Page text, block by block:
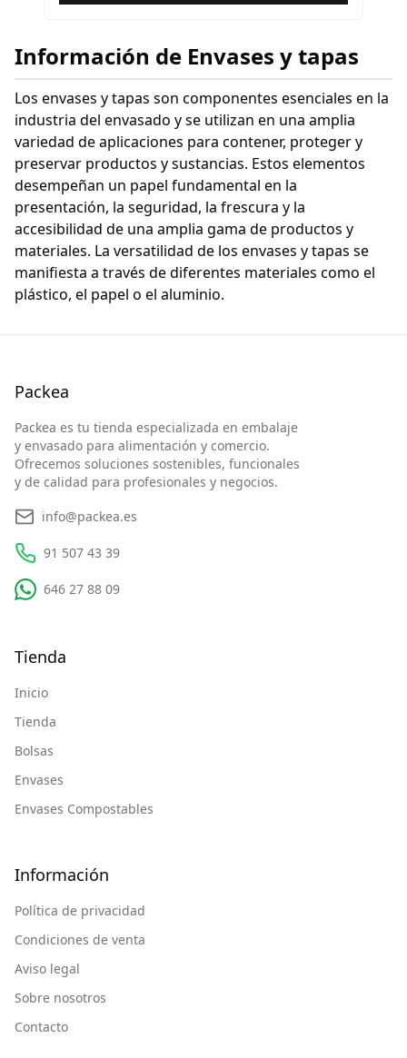
Información de Envases y tapas
Los envases y tapas son componentes esenciales en la
industria del envasado y se utilizan en una amplia
variedad de aplicaciones para contener, proteger y
preservar productos y sustancias. Estos elementos
desempeñan un papel fundamental en la
presentación, la seguridad, la frescura y la
accesibilidad de una amplia gama de productos y
materiales. La versatilidad de los envases y tapas se
manifiesta a través de diferentes materiales como el
plástico, el papel o el aluminio.
Packea
Packea es tu tienda especializada en embalaje
y envasado para alimentación y comercio.
Ofrecemos soluciones sostenibles, funcionales
y de calidad para profesionales y negocios.
info@packea.es
91 507 43 39
646 27 88 09
Tienda
Inicio
Tienda
Bolsas
Envases
Envases Compostables
Información
Política de privacidad
Condiciones de venta
Aviso legal
Sobre nosotros
Contacto